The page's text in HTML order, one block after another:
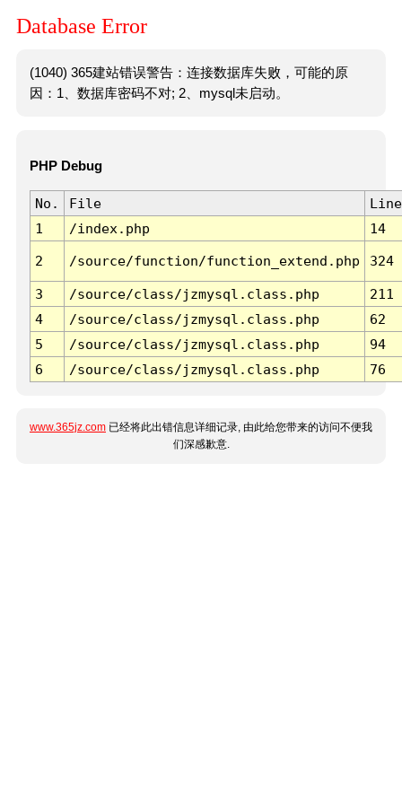
Database Error
(1040) 365建站错误警告：连接数据库失败，可能的原
因：1、数据库密码不对; 2、mysql未启动。
PHP Debug
No. File
Line
1
/index.php 14
2 /source/function/function_extend.php 324
3 /source/class/jzmysql.class.php
211
4
/source/class/jzmysql.class.php
62
5
/source/class/jzmysql.class.php
94
6
/source/class/jzmysql.class.php 76
www.365jz.com 已经将此出错信息详细记录, 由此给您带来的访问不便我
们深感歉意.